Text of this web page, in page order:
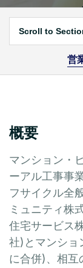
Scroll to
営
概要
マンション・
ーアル工事事
フサイクル全
ミュニティ株
住宅サービス
社)とマンショ
に合併)、相互